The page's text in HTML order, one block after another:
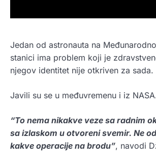
Jedan od astronauta na
stanici ima problem koji je
njegov identitet nije otkriven za sada.
Javili su se u međuvremenu i iz
“To nema nikakve veze sa radnim
sa izlaskom u otvoreni svemir. Ne
kakve operacije na brodu”, navodi